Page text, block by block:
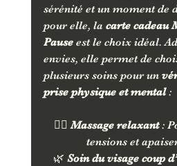
sérénité et un moment de
pour elle, la carte cadeau
Pause est le choix idéal.
envies, elle permet de
plusieurs soins pour un
prise physique et mental :
💆‍♀️ Massage relaxant :
tensions et
🌿 Soin du visage coup